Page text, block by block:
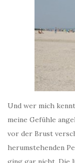
Und wer mich
meine Gefühle
vor der Brust
herumstehenden